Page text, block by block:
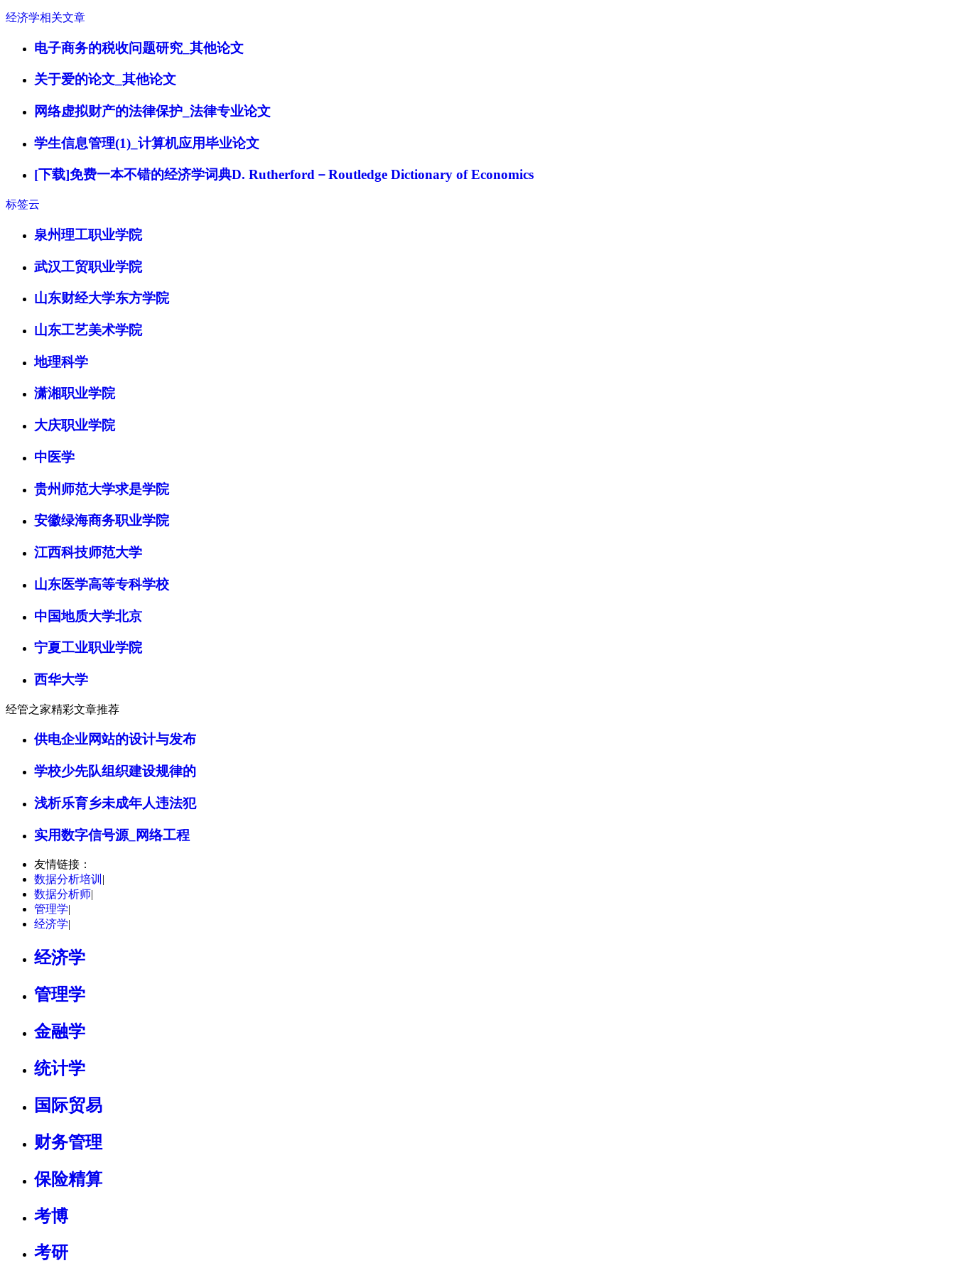
经济学相关文章
电子商务的税收问题研究_其他论文
关于爱的论文_其他论文
网络虚拟财产的法律保护_法律专业论文
学生信息管理(1)_计算机应用毕业论文
[下载]免费一本不错的经济学词典D. Rutherford－Routledge Dictionary of Economics
标签云
泉州理工职业学院
武汉工贸职业学院
山东财经大学东方学院
山东工艺美术学院
地理科学
潇湘职业学院
大庆职业学院
中医学
贵州师范大学求是学院
安徽绿海商务职业学院
江西科技师范大学
山东医学高等专科学校
中国地质大学北京
宁夏工业职业学院
西华大学
经管之家精彩文章推荐
供电企业网站的设计与发布
学校少先队组织建设规律的
浅析乐育乡未成年人违法犯
实用数字信号源_网络工程
友情链接：
数据分析培训 |
数据分析师|
管理学|
经济学|
经济学
管理学
金融学
统计学
国际贸易
财务管理
保险精算
考博
考研
加入经管之家，拥有更多权限。